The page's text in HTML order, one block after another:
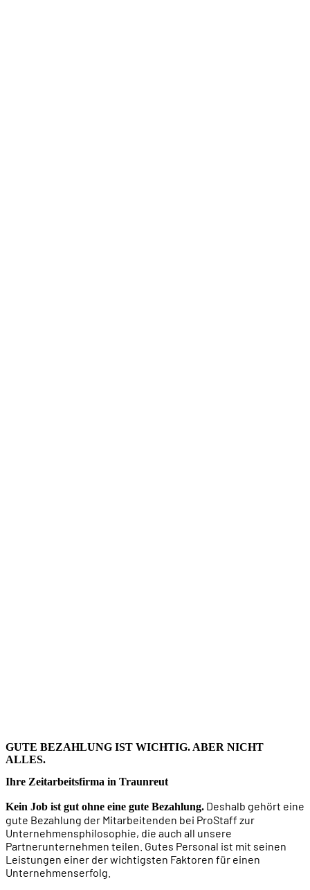
GUTE BEZAHLUNG IST WICHTIG. ABER NICHT
ALLES.
Ihre Zeitarbeitsfirma in Traunreut
Kein Job ist gut ohne eine gute Bezahlung. Deshalb gehört eine
gute Bezahlung der Mitarbeitenden bei ProStaff zur
Unternehmensphilosophie, die auch all unsere
Partnerunternehmen teilen. Gutes Personal ist mit seinen
Leistungen einer der wichtigsten Faktoren für einen
Unternehmenserfolg.